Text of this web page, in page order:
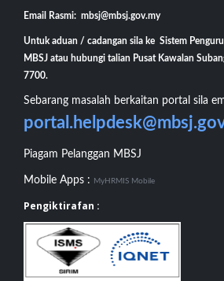
Email Rasmi: mbsj@mbsj.gov.my
Untuk aduan / cadangan sila ke Sistem
MBSJ atau hubungi talian Pusat Kawalan
7700.
Sebarang masalah berkaitan portal sila
Piagam Pelanggan MBSJ
Mobile Apps : MyHRMIS Mobile
Pengiktirafan :